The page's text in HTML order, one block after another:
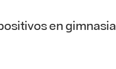
en gimnasia